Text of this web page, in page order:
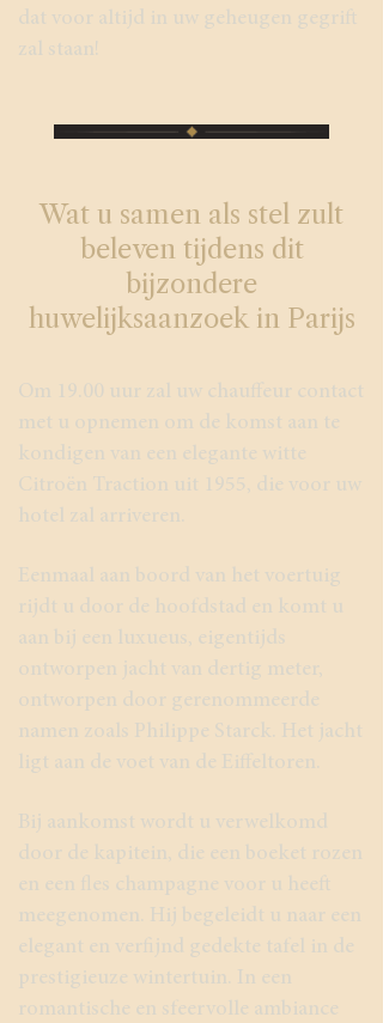
dat voor altijd in uw geheugen gegrift
zal staan!
Wat u samen als stel zult
beleven tijdens dit
bijzondere
huwelijksaanzoek in Parijs
Om 19.00 uur zal uw chauffeur contact
met u opnemen om de komst aan te
kondigen van een elegante witte
Citroën Traction uit 1955, die voor uw
hotel zal arriveren.
Eenmaal aan boord van het voertuig
rijdt u door de hoofdstad en komt u
aan bij een luxueus, eigentijds
ontworpen jacht van dertig meter,
ontworpen door gerenommeerde
namen zoals Philippe Starck. Het jacht
ligt aan de voet van de Eiffeltoren.
Bij aankomst wordt u verwelkomd
door de kapitein, die een boeket rozen
en een fles champagne voor u heeft
meegenomen. Hij begeleidt u naar een
elegant en verfijnd gedekte tafel in de
prestigieuze wintertuin. In een
romantische en sfeervolle ambiance